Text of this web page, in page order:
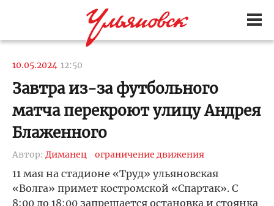
10.05.2024 12:50
Завтра из-за футбольного
матча перекроют улицу Андрея
Блаженного
Автор: Диманец ограничение движения
11 мая на стадионе «Труд» ульяновская
«Волга» примет костромской «Спартак». С
8:00 до 18:00 запрещается остановка и стоянка